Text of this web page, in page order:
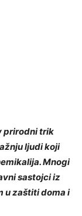
prirodni trik
ljudi koji
Mnogi
sastojci iz
u zaštiti doma i